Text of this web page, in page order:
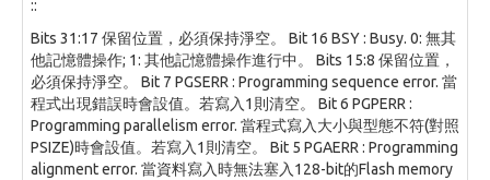
::
Bits 31:17 保留位置，必須保持淨空。 Bit 16 BSY : Busy. 0: 無其
他記憶體操作; 1: 其他記憶體操作進行中。 Bits 15:8 保留位置，
必須保持淨空。 Bit 7 PGSERR : Programming sequence error. 當
程式出現錯誤時會設值。若寫入1則清空。 Bit 6 PGPERR :
Programming parallelism error. 當程式寫入大小與型態不符(對照
PSIZE)時會設值。若寫入1則清空。 Bit 5 PGAERR : Programming
alignment error. 當資料寫入時無法塞入128-bit的Flash memory